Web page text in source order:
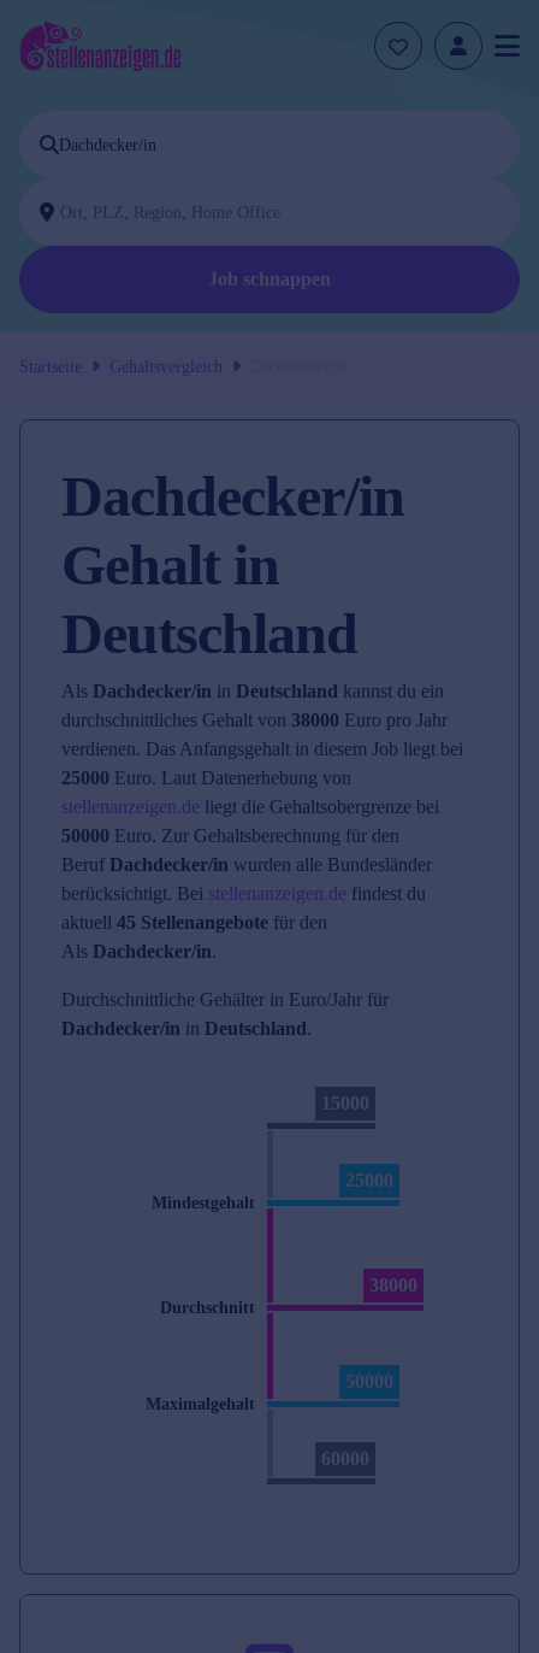
Job schnappen
Startseite Gehaltsvergleich
Dachdecker/in
Gehalt in
Deutschland
Als Dachdecker/in in Deutschland kannst du ein
durchschnittliches Gehalt von 38000 Euro pro Jahr
verdienen. Das Anfangsgehalt in diesem Job liegt bei
25000 Euro. Laut Datenerhebung von
stellenanzeigen.de liegt die Gehaltsobergrenze bei
50000 Euro. Zur Gehaltsberechnung für den
Beruf Dachdecker/in wurden alle Bundesländer
berücksichtigt. Bei stellenanzeigen.de findest du
aktuell 45 Stellenangebote für den
Als Dachdecker/in.
Durchschnittliche Gehälter in Euro/Jahr für
Dachdecker/in in Deutschland.
15000
25000
Mindestgehalt
38000
Durchschnitt
50000
Maximalgehalt
60000